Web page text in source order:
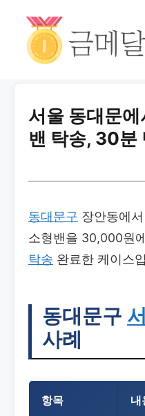
서울 동대문
밴 탁송, 30분
동대문구 장안동에서
소형밴을 30,000원
탁송 완료한 케이스
동대문구
사례
항목 내